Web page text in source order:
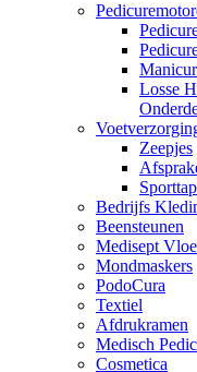
Losse
Zeepjes
Bedrijfs
Beensteunen
Medisept
Mondmaskers
PodoCura
Textiel
Afdrukramen
Medisch
Cosmetica